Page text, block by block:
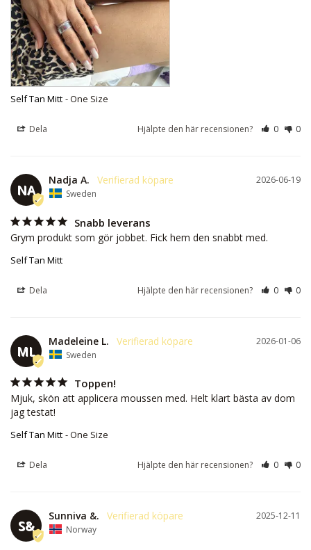
Self Tan Mitt One Size
Dela Hjälpte den här recensionen? 0 0
NA
2026-06-19
Nadja A.
Sweden
Snabb leverans
Grym produkt som gör jobbet. Fick hem den snabbt med.
Self Tan Mitt
Dela Hjälpte den här recensionen? 0 0
ML
2026-01-06
Madeleine L.
Sweden
Toppen!
Mjuk, skön att applicera moussen med. Helt klart bästa av dom
jag testat!
Self Tan Mitt One Size
Dela Hjälpte den här recensionen? 0 0
S&
2025-12-11
Sunniva &.
Norway